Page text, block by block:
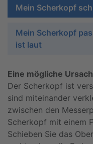
Mein Scherkopf
Mein Scherkopf
ist laut
Eine mögliche
Der Scherkopf ist
sind miteinander
zwischen den
Scherkopf mit einem
Schieben Sie das